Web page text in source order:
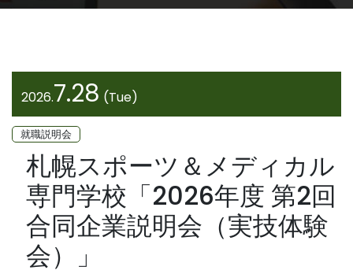
2026.7.28 (Tue)
就職説明会
札幌スポーツ＆メディカル
専門学校「2026年度 第2回
合同企業説明会（実技体験
会）」